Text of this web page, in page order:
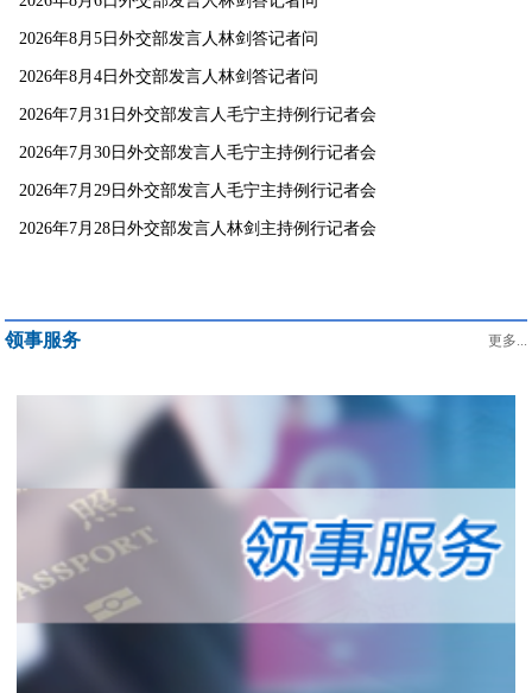
2026年8月5日外交部发言人林剑答记者问
2026年8月4日外交部发言人林剑答记者问
2026年7月31日外交部发言人毛宁主持例行记者会
2026年7月30日外交部发言人毛宁主持例行记者会
2026年7月29日外交部发言人毛宁主持例行记者会
2026年7月28日外交部发言人林剑主持例行记者会
领事服务 更多...